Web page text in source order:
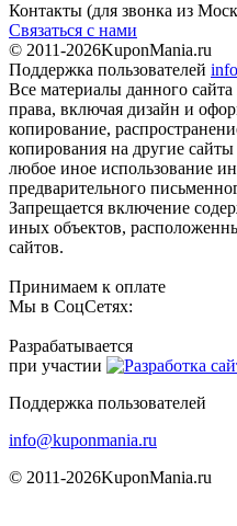
Контакты (для звонка из
Связаться с нами
© 2011-2026KuponMania.ru
Поддержка пользователей
Все материалы данного
права, включая дизайн и
копирование,
копирования на другие
любое иное использование
предварительного
Запрещается включение
иных объектов,
сайтов.
Принимаем к оплате
Мы в СоцСетях:
Разрабатывается
при участии
Поддержка пользователей
info@kuponmania.ru
© 2011-2026KuponMania.ru